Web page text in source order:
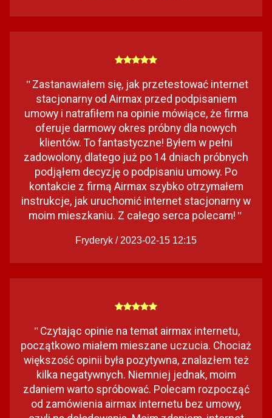
" Zastanawiałem się, jak przetestować internet
stacjonarny od Airmax przed podpisaniem
umowy i natrafiłem na opinie mówiące, że firma
oferuje darmowy okres próbny dla nowych
klientów. To fantastyczne! Byłem w pełni
zadowolony, dlatego już po 14 dniach próbnych
podjąłem decyzję o podpisaniu umowy. Po
kontakcie z firmą Airmax szybko otrzymałem
instrukcje, jak uruchomić internet stacjonarny w
moim mieszkaniu. Z całego serca polecam! "
Fryderyk / 2023-02-15 12:15
" Czytając opinie na temat airmax internetu,
początkowo miałem mieszane uczucia. Chociaż
większość opinii była pozytywna, znalazłem też
kilka negatywnych. Niemniej jednak, moim
zdaniem warto spróbować. Polecam rozpocząć
od zamówienia airmax internetu bez umowy,